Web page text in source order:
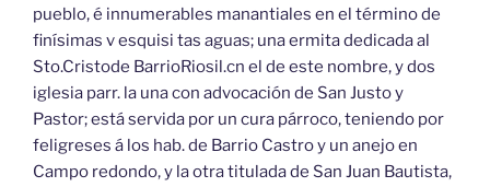
pueblo, é innumerables manantiales en el término de
finísimas v esquisi tas aguas; una ermita dedicada al
Sto.Cristode BarrioRiosil.cn el de este nombre, y dos
iglesia parr. la una con advocación de San Justo y
Pastor; está servida por un cura párroco, teniendo por
feligreses á los hab. de Barrio Castro y un anejo en
Campo redondo, y la otra titulada de San Juan Bautista,